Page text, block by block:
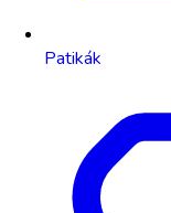
Patikák